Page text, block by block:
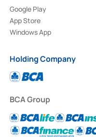
Google Play
App Store
Windows App
Holding Company
BCA Group